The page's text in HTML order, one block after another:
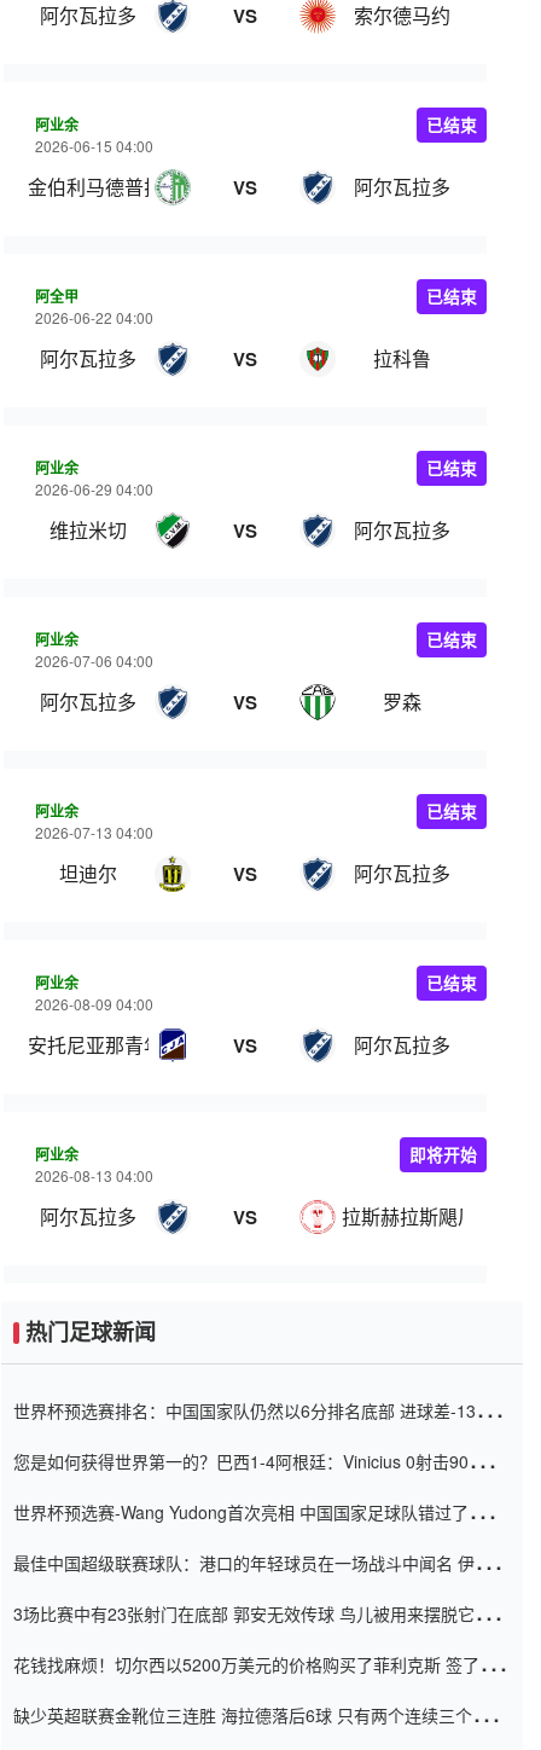
阿尔瓦拉多 VS 索尔德马约
阿业余
2026-06-15 04:00
金伯利马德普拉塔 VS 阿尔瓦拉多
已结束
阿全甲
2026-06-22 04:00
阿尔瓦拉多 VS 拉科鲁
已结束
阿业余
2026-06-29 04:00
维拉米切 VS 阿尔瓦拉多
已结束
阿业余
2026-07-06 04:00
阿尔瓦拉多 VS 罗森
已结束
阿业余
2026-07-13 04:00
坦迪尔 VS 阿尔瓦拉多
已结束
阿业余
2026-08-09 04:00
安托尼亚那青年 VS 阿尔瓦拉多
已结束
阿业余
2026-08-13 04:00
阿尔瓦拉多 VS 拉斯赫拉斯飓风队
即将开始
热门足球新闻
世界杯预选赛排名：中国国家队仍然以6分排名底部 进球差-13令人
您是如何获得世界第一的？巴西1-4阿根廷：Vinicius 0射击90分钟
世界杯预选赛-Wang Yudong首次亮相 中国国家足球队错过了世界
最佳中国超级联赛球队：港口的年轻球员在一场战斗中闻名 伊万放
3场比赛中有23张射门在底部 郭安无效传球 鸟儿被用来摆脱它
花钱找麻烦！切尔西以5200万美元的价格购买了菲利克斯 签了7年
缺少英超联赛金靴位三连胜 海拉德落后6球 只有两个连续三个连续